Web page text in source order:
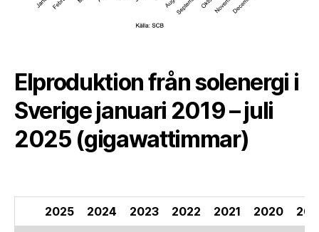
Elproduktion från solenergi i
Sverige januari 2019 – juli
2025 (gigawattimmar)
2025 2024 2023 2022 2021 2020